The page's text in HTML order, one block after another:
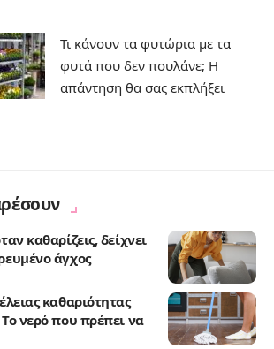
Τι κάνουν τα φυτώρια με τα
φυτά που δεν πουλάνε; Η
απάντηση θα σας εκπλήξει
καθαρίζεις, δείχνει
άγχος
καθαριότητας
νερό που πρέπει να